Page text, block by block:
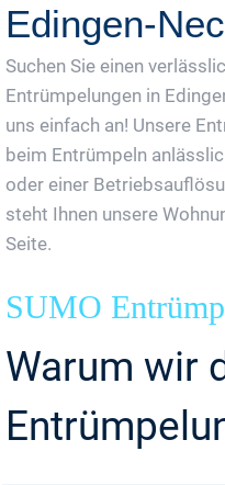
Edingen-
Suchen Sie einen
Entrümpelungen in
uns einfach an! Unsere
beim Entrümpeln
oder einer
steht Ihnen unsere
Seite.
SUMO
Warum wir